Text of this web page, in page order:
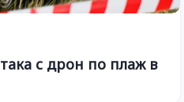
с дрон по плаж в